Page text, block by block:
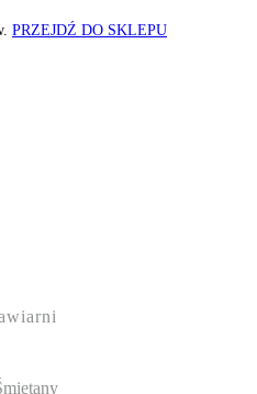
PRZEJDŹ DO SKLEPU